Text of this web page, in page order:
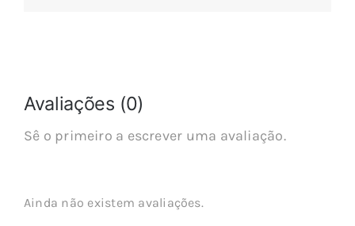
Avaliações (0)
Sê o primeiro a escrever uma avaliação.
Ainda não existem avaliações.